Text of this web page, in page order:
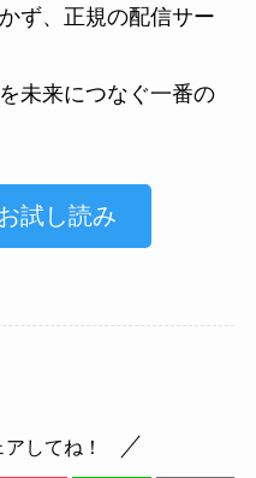
ず、正規の配信サー
未来につなぐ一番の
試し読み
してね！